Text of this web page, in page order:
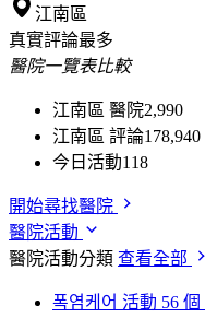
江南區
真實評論最多
醫院一覽表比較
江南區 醫院2,990
江南區 評論178,940
今日活動118
開始尋找醫院
醫院活動
醫院活動分類 查看全部
폭염케어 活動 56 個